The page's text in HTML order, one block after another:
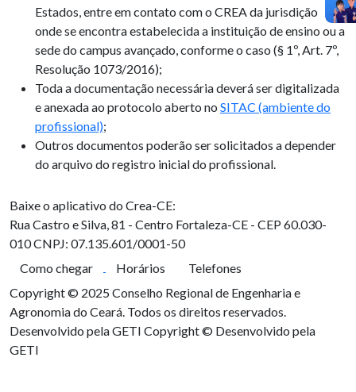
Estados, entre em contato com o CREA da jurisdição
onde se encontra estabelecida a instituição de ensino ou a
sede do campus avançado, conforme o caso (§ 1º, Art. 7º,
Resolução 1073/2016);
Toda a documentação necessária deverá ser digitalizada
e anexada ao protocolo aberto no SITAC (ambiente do
profissional);
Outros documentos poderão ser solicitados a depender
do arquivo do registro inicial do profissional.
Baixe o aplicativo do Crea-CE:
Rua Castro e Silva, 81 - Centro Fortaleza-CE - CEP 60.030-
010CNPJ: 07.135.601/0001-50
Como chegar
Horários
Telefones
Copyright © 2025 Conselho Regional de Engenharia e
Agronomia do Ceará. Todos os direitos reservados.
Desenvolvido pela GETI Copyright © Desenvolvido pela
GETI